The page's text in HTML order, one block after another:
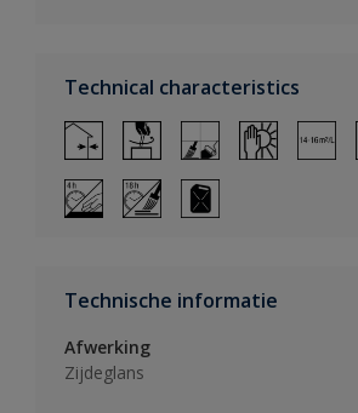
Technical characteristics
Technische informatie
Afwerking
Zijdeglans